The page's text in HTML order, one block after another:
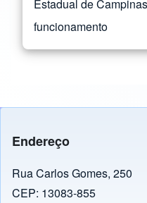
Estadual de
funcionamento
Endereço
Rua Carlos Gomes, 250
CEP: 13083-855